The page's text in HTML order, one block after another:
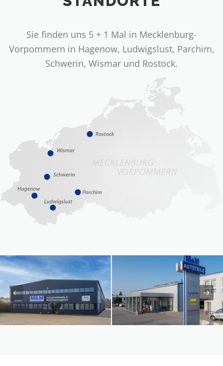
Sie finden uns 5 + 1 Mal in Mecklenburg-
Vorpommern in Hagenow, Ludwigslust, Parchim,
Schwerin, Wismar und Rostock.